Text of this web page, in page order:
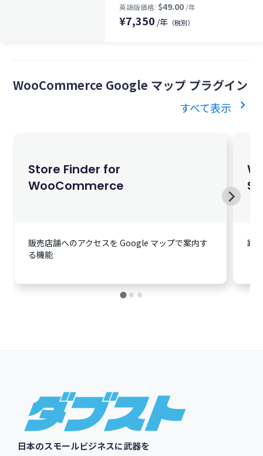
¥7,350 /年 （税別）
WooCommerce Google マップ プラグイン
すべて表示 chevron_right
Store Finder for
WooCommerce
販売店舗へのアクセスを Google マップで案内す
る機能
距
Footer
日本のスモールビジネスに武器を